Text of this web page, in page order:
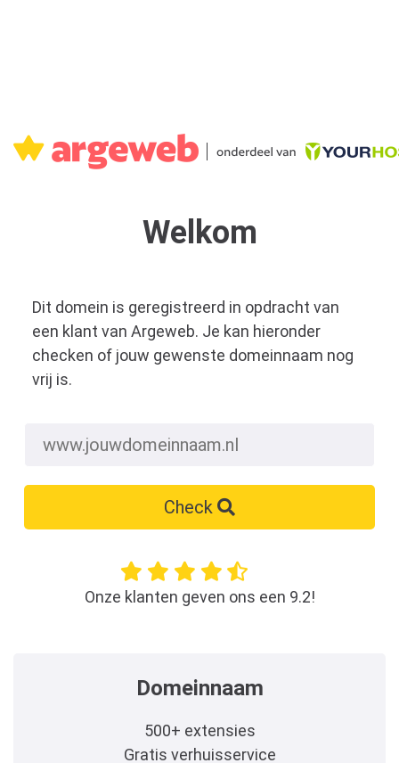
Welkom
Dit domein is geregistreerd in opdracht van
een klant van Argeweb. Je kan hieronder
checken of jouw gewenste domeinnaam nog
vrij is.
Check
Onze klanten geven ons een 9.2!
Domeinnaam
500+ extensies
Gratis verhuisservice